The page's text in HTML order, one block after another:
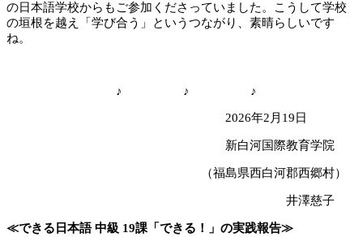
の日本語学校からもご参加くださっていました。こうして学校
の垣根を越え「学び合う」というつながり、素晴らしいです
ね。
♪ ♪ ♪
2026年2月19日
新白河国際教育学院
（福島県西白河郡西郷村）
井澤慈子
≪できる日本語 中級 19課「できる！」の実践報告≫